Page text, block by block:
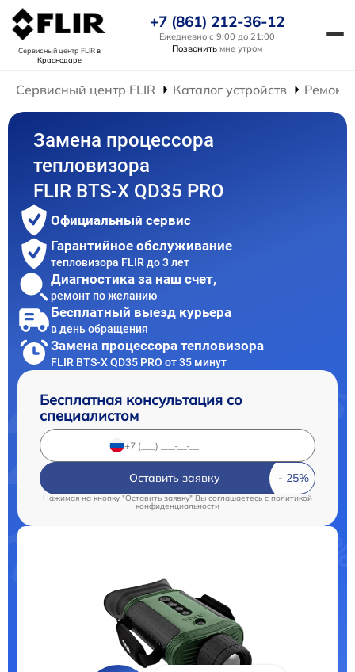
Сервисный центр FLIRв
Краснодаре
+7 (861) 212-36-12
Ежедневно с 9:00 до 21:00
Позвонить мне утром
Сервисный центр FLIR Каталог устройств Ремонт
Замена процессора
тепловизора
FLIR BTS-X QD35 PRO
Официальный сервис
Гарантийное обслуживание
тепловизора FLIR до 3 лет
Диагностика за наш счет,
ремонт по желанию
Бесплатный выезд курьера
в день обращения
Замена процессора тепловизора
FLIR BTS-X QD35 PRO от 35 минут
Бесплатная консультация со
специалистом
Оставить заявку
Нажимая на кнопку "Оставить заявку" Вы соглашаетесь c политикой
конфиденциальности